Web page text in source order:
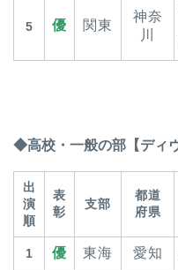
5 優 関東
神奈
川
◆高校・一般の部【ディ
出
演
順
表
彰
支部
都道
府県
1 優 東海 愛知